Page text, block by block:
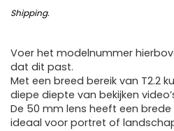
Shipping.
Voer het modelnummer
dat dit past.
Met een breed bereik van T2.2
diepe diepte van bekijken
De 50 mm lens heeft een brede
ideaal voor portret of